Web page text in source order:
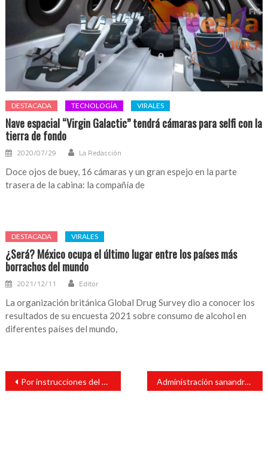
DESTACADA TECNOLOGÍA VIRALES
Nave espacial “Virgin Galactic” tendrá cámaras para selfi con la
tierra de fondo
2020/07/29 La Redacción
Doce ojos de buey, 16 cámaras y un gran espejo en la parte
trasera de la cabina: la compañía de
DESTACADA VIRALES
¿Será? México ocupa el último lugar entre los países más
borrachos del mundo
2021/12/11 Editor
La organización británica Global Drug Survey dio a conocer los
resultados de su encuesta 2021 sobre consumo de alcohol en
diferentes países del mundo,
Navegación
entradas
Por instrucciones del alcalde Tavo Pérez, reparten cubrebocas a locatarios del Mercado Municipal Administración sanandresina beneficiará con alimentos calientes